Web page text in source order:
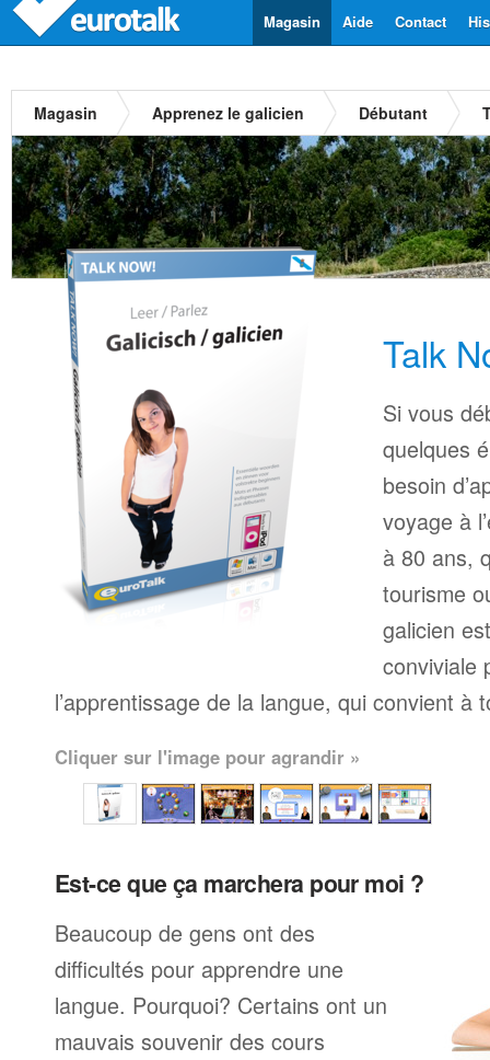
Contact
Aide
Magasin
Magasin Apprenez le galicien Débutant
Talk
Si vous
quelques
besoin
voyage à
à 80 ans,
tourisme
galicien
conviviale
l’apprentissage de la langue, qui convient à
Cliquer sur l'image pour agrandir »
Est-ce que ça marchera pour moi ?
Beaucoup de gens ont des
difficultés pour apprendre une
langue. Pourquoi? Certains ont un
mauvais souvenir des cours